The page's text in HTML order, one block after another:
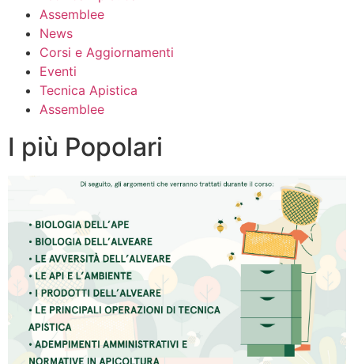
Assemblee
News
Corsi e Aggiornamenti
Eventi
Tecnica Apistica
Assemblee
I più Popolari